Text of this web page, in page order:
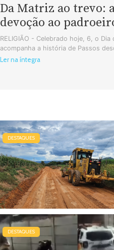
Da Matriz ao trevo:
devoção ao
RELIGIÃO - Celebrado hoje, 6, o
acompanha a história de Passos
Ler na íntegra
DESTAQUES
DESTAQUES